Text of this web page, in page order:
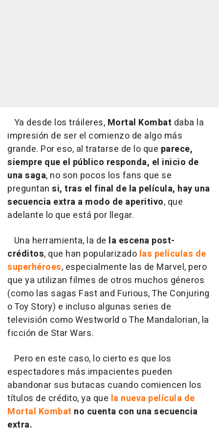
Ya desde los tráileres, Mortal Kombat daba la
impresión de ser el comienzo de algo más
grande. Por eso, al tratarse de lo que parece,
siempre que el público responda, el inicio de
una saga, no son pocos los fans que se
preguntan si, tras el final de la película, hay una
secuencia extra a modo de aperitivo, que
adelante lo que está por llegar.
Una herramienta, la de la escena post-
créditos, que han popularizado las películas de
superhéroes, especialmente las de Marvel, pero
que ya utilizan filmes de otros muchos géneros
(como las sagas Fast and Furious, The Conjuring
o Toy Story) e incluso algunas series de
televisión como Westworld o The Mandalorian, la
ficción de Star Wars.
Pero en este caso, lo cierto es que los
espectadores más impacientes pueden
abandonar sus butacas cuando comiencen los
títulos de crédito, ya que la nueva película de
Mortal Kombat no cuenta con una secuencia
extra.